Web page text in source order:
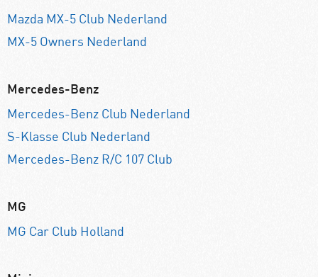
Mazda MX-5 Club Nederland
MX-5 Owners Nederland
Mercedes-Benz
Mercedes-Benz Club Nederland
S-Klasse Club Nederland
Mercedes-Benz R/C 107 Club
MG
MG Car Club Holland